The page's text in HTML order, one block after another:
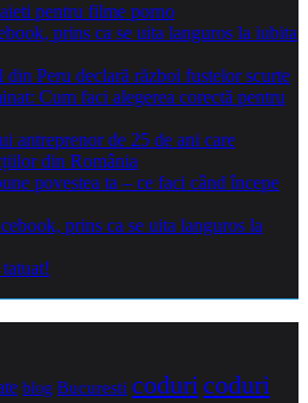
pentru filme porno
prins ca se uita languros la iubita
din Peru declară război fustelor scurte
Cum faci alegerea corectă pentru
antreprenor de 25 de ani care
din România
povestea ta – ce faci când începe
prins ca se uita languros la
blog Bucuresti coduricoduri